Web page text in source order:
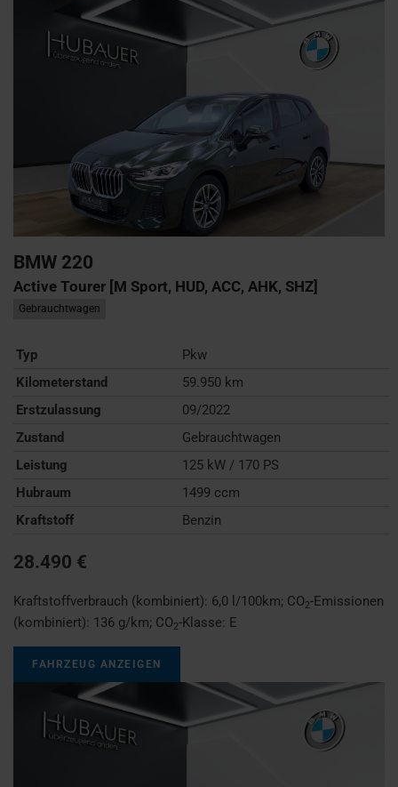
BMW 220
Active Tourer [M Sport, HUD, ACC, AHK, SHZ]
Gebrauchtwagen
Typ
Pkw
Kilometerstand
59.950 km
Erstzulassung
09/2022
Zustand
Gebrauchtwagen
Leistung
125 kW / 170 PS
Hubraum
1499 ccm
Kraftstoff
Benzin
28.490 €
Kraftstoffverbrauch (kombiniert): 6,0 l/100km; CO2-Emissionen
(kombiniert): 136 g/km; CO2-Klasse: E
FAHRZEUG ANZEIGEN